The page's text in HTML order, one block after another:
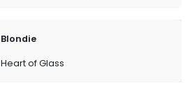
Blondie
Heart of Glass